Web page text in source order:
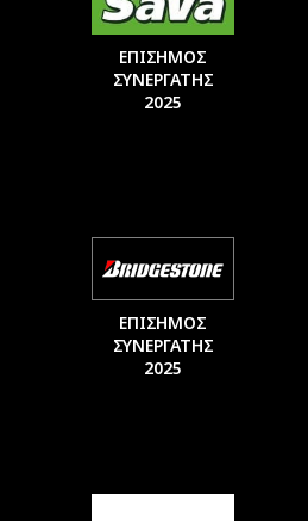
ΕΠΙΣΗΜΟΣ
ΣΥΝΕΡΓΑΤΗΣ
2025
ΕΠΙΣΗΜΟΣ
ΣΥΝΕΡΓΑΤΗΣ
2025